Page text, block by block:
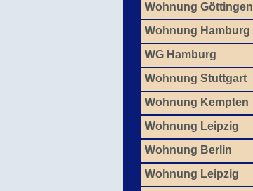
Wohnung Göttingen
Wohnung Hamburg
WG Hamburg
Wohnung Stuttgart
Wohnung Kempten
Wohnung Leipzig
Wohnung Berlin
Wohnung Leipzig